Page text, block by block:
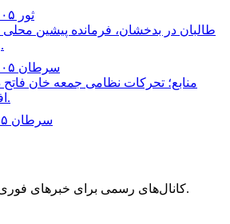
۲۱ ثور ۱۴۰۵، ۲۰:۰۴
طالبان در بدخشان، فرمانده پیشین
را بازداشت کردند.
۱۰ سرطان ۱۴۰۵، ۲۰:۲۴
منابع؛ تحركات نظامى جمعه خان
افزايش يافته است.
۶ سرطان ۱۴۰۵، ۲۱:۵۰
کانال‌های رسمی برای خبرهای فوری، کلیپ‌ها و تازه‌سازی‌ها.